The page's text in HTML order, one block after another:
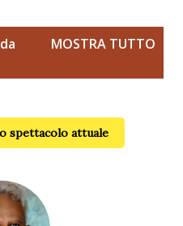
MOSTRA TUTTO
spettacolo attuale